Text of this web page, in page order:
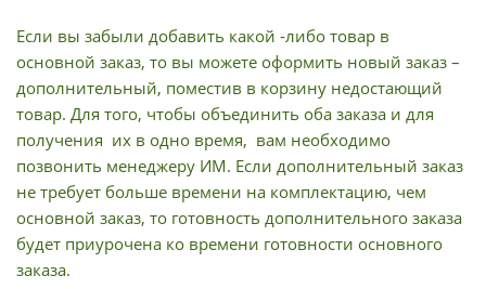
Если вы забыли добавить какой -либо товар в
основной заказ, то вы можете оформить новый заказ –
дополнительный, поместив в корзину недостающий
товар. Для того, чтобы объединить оба заказа и для
получения их в одно время, вам необходимо
позвонить менеджеру ИМ. Если дополнительный заказ
не требует больше времени на комплектацию, чем
основной заказ, то готовность дополнительного заказа
будет приурочена ко времени готовности основного
заказа.